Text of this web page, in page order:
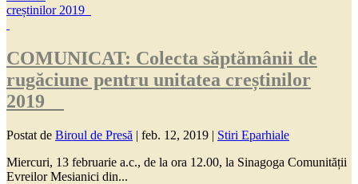
COMUNICAT: Colecta săptămânii de
rugăciune pentru unitatea creștinilor
2019
Postat de Biroul de Presă | feb. 12, 2019 | Stiri Eparhiale
Miercuri, 13 februarie a.c., de la ora 12.00, la Sinagoga Comunității
Evreilor Mesianici din...